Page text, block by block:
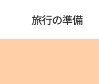
旅行の準備